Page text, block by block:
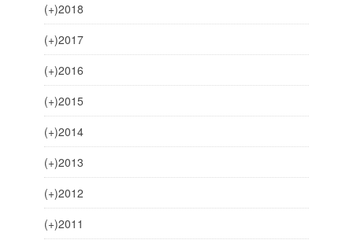
(+)2018
(+)2017
(+)2016
(+)2015
(+)2014
(+)2013
(+)2012
(+)2011